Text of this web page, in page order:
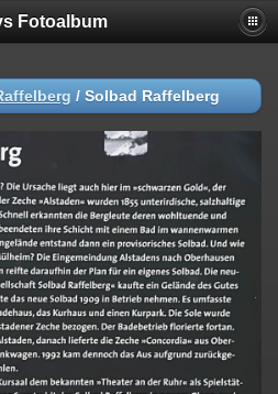
Fotoalbum
/ Solbad Raffelberg